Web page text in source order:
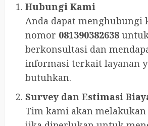
Hubungi Kami
Anda dapat menghubungi
nomor 081390382638
berkonsultasi dan
informasi terkait layanan
butuhkan.
Survey dan Estimasi
Tim kami akan